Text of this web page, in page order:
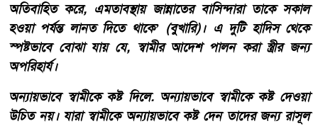
অতিবাহিত করে, এমতাবস্থায় জান্নাতের বাসিন্দারা তাকে সকাল
হওয়া পর্যন্ত লানত দিতে থাকে’ (বুখারি)। এ দুটি হাদিস থেকে
স্পষ্টভাবে বোঝা যায় যে, স্বামীর আদেশ পালন করা স্ত্রীর জন্য
অপরিহার্য।
অন্যায়ভাবে স্বামীকে কষ্ট দিলে. অন্যায়ভাবে স্বামীকে কষ্ট দেওয়া
উচিত নয়। যারা স্বামীকে অন্যায়ভাবে কষ্ট দেন তাদের জন্য রাসূল